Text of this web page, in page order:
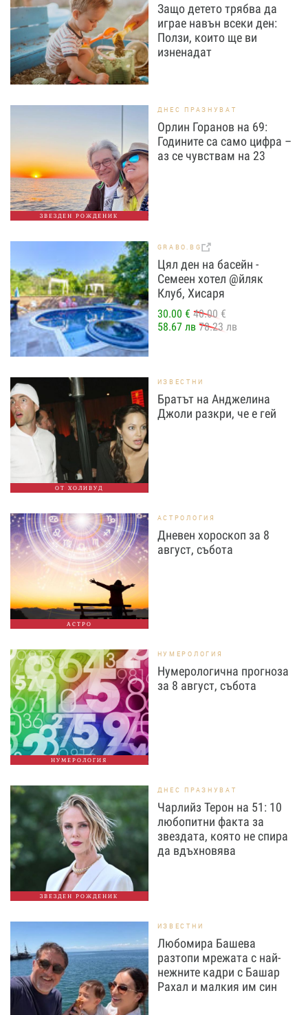
Защо детето трябва да
играе навън всеки ден:
Ползи, които ще ви
изненадат
ЗВЕЗДЕН РОЖДЕНИК
ДНЕС ПРАЗНУВАТ
Орлин Горанов на 69:
Годините са само цифра –
аз се чувствам на 23
GRABO.BG
Цял ден на басейн -
Семеен хотел @йляк
Клуб, Хисаря
30.00 € 40.00 €
58.67 лв 78.23 лв
ОТ ХОЛИВУД
ИЗВЕСТНИ
Братът на Анджелина
Джоли разкри, че е гей
АСТРО
АСТРОЛОГИЯ
Дневен хороскоп за 8
август, събота
НУМЕРОЛОГИЯ
НУМЕРОЛОГИЯ
Нумерологична прогноза
за 8 август, събота
ЗВЕЗДЕН РОЖДЕНИК
ДНЕС ПРАЗНУВАТ
Чарлийз Терон на 51: 10
любопитни факта за
звездата, която не спира
да вдъхновява
ИЗВЕСТНИ
Любомира Башева
разтопи мрежата с най-
нежните кадри с Башар
Рахал и малкия им син